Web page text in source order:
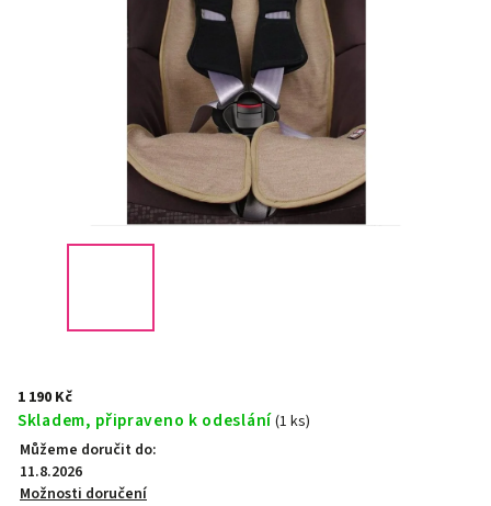
1 190 Kč
Skladem, připraveno k odeslání(1 ks)
Můžeme doručit do:
11.8.2026
Možnosti doručení